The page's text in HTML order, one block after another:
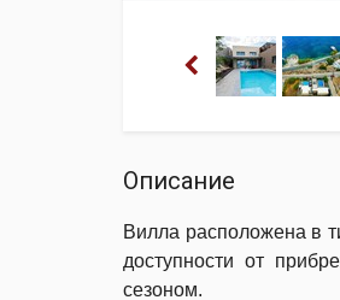
Описание
Вилла расположена в
доступности от
сезоном.